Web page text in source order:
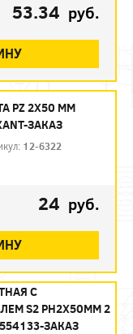
53.34 руб.
PZ 2X50 ММ
ЗАКАЗ
12-6322
24 руб.
С
S2 PH2X50ММ 2
ЗАКАЗ